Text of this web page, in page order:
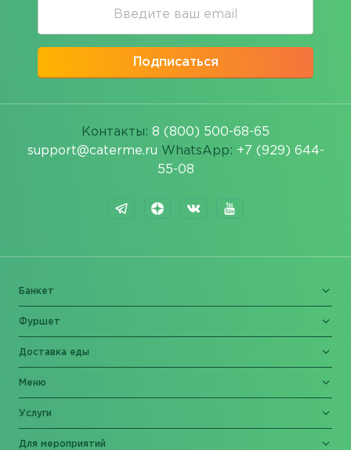
Подписаться
Контакты: 8 (800) 500-68-65
support@caterme.ru WhatsApp: +7 (929) 644-
55-08
Банкет
Фуршет
Доставка еды
Меню
Услуги
Для мероприятий